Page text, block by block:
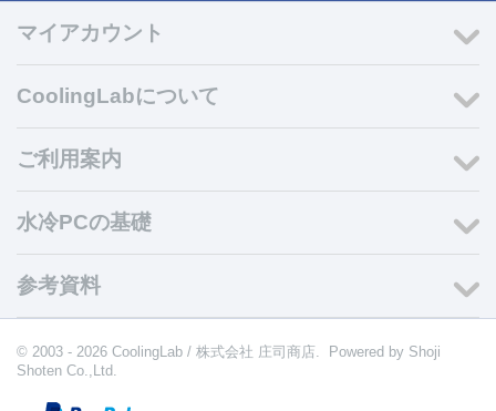
マイアカウント
CoolingLabについて
ご利用案内
水冷PCの基礎
参考資料
© 2003 - 2026 CoolingLab / 株式会社 庄司商店. Powered by Shoji
Shoten Co.,Ltd.